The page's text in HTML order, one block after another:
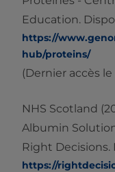
Education.
https://
hub/proteins/
(Dernier accès le
NHS Scotland
Albumin
Right Decisions.
https://